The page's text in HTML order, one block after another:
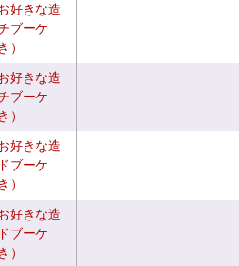
好きな造
ブーケ
）
好きな造
ブーケ
）
好きな造
ブーケ
）
好きな造
ブーケ
）